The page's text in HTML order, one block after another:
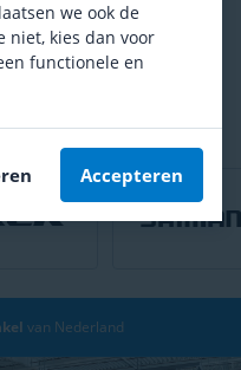
kies jij de beste
voor
€ 49,-*
we ook de
niet, kies dan voor
functionele en
Accepteren